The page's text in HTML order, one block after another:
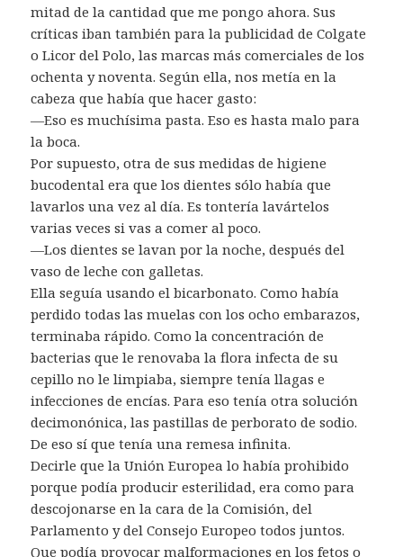
mitad de la cantidad que me pongo ahora. Sus
críticas iban también para la publicidad de Colgate
o Licor del Polo, las marcas más comerciales de los
ochenta y noventa. Según ella, nos metía en la
cabeza que había que hacer gasto:
—Eso es muchísima pasta. Eso es hasta malo para
la boca.
Por supuesto, otra de sus medidas de higiene
bucodental era que los dientes sólo había que
lavarlos una vez al día. Es tontería lavártelos
varias veces si vas a comer al poco.
—Los dientes se lavan por la noche, después del
vaso de leche con galletas.
Ella seguía usando el bicarbonato. Como había
perdido todas las muelas con los ocho embarazos,
terminaba rápido. Como la concentración de
bacterias que le renovaba la flora infecta de su
cepillo no le limpiaba, siempre tenía llagas e
infecciones de encías. Para eso tenía otra solución
decimonónica, las pastillas de perborato de sodio.
De eso sí que tenía una remesa infinita.
Decirle que la Unión Europea lo había prohibido
porque podía producir esterilidad, era como para
descojonarse en la cara de la Comisión, del
Parlamento y del Consejo Europeo todos juntos.
Que podía provocar malformaciones en los fetos o